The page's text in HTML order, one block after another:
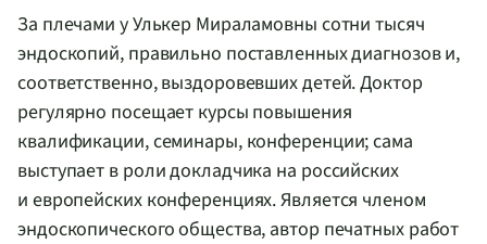
За плечами у Улькер Мираламовны сотни тысяч
эндоскопий, правильно поставленных диагнозов и,
соответственно, выздоровевших детей. Доктор
регулярно посещает курсы повышения
квалификации, семинары, конференции; сама
выступает в роли докладчика на российских
и европейских конференциях. Является членом
эндоскопического общества, автор печатных работ